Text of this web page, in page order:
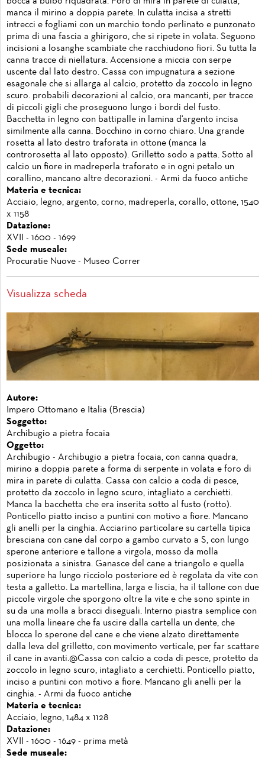
manca il mirino a doppia parete. In culatta incisa a stretti
intrecci e fogliami con un marchio tondo perlinato e punzonato
prima di una fascia a ghirigoro, che si ripete in volata. Seguono
incisioni a losanghe scambiate che racchiudono fiori. Su tutta la
canna tracce di niellatura. Accensione a miccia con serpe
uscente dal lato destro. Cassa con impugnatura a sezione
esagonale che si allarga al calcio, protetto da zoccolo in legno
scuro. probabili decorazioni al calcio, ora mancanti, per tracce
di piccoli gigli che proseguono lungo i bordi del fusto.
Bacchetta in legno con battipalle in lamina d'argento incisa
similmente alla canna. Bocchino in corno chiaro. Una grande
rosetta al lato destro traforata in ottone (manca la
controrosetta al lato opposto). Grilletto sodo a patta. Sotto al
calcio un fiore in madreperla traforato e in ogni petalo un
corallino, mancano altre decorazioni. - Armi da fuoco antiche
Materia e tecnica:
Acciaio, legno, argento, corno, madreperla, corallo, ottone, 1540
x 1158
Datazione:
XVII - 1600 - 1699
Sede museale:
Procuratie Nuove - Museo Correr
Visualizza scheda
Autore:
Impero Ottomano e Italia (Brescia)
Soggetto:
Archibugio a pietra focaia
Oggetto:
Archibugio - Archibugio a pietra focaia, con canna quadra,
mirino a doppia parete a forma di serpente in volata e foro di
mira in parete di culatta. Cassa con calcio a coda di pesce,
protetto da zoccolo in legno scuro, intagliato a cerchietti.
Manca la bacchetta che era inserita sotto al fusto (rotto).
Ponticello piatto inciso a puntini con motivo a fiore. Mancano
gli anelli per la cinghia. Acciarino particolare su cartella tipica
bresciana con cane dal corpo a gambo curvato a S, con lungo
sperone anteriore e tallone a virgola, mosso da molla
posizionata a sinistra. Ganasce del cane a triangolo e quella
superiore ha lungo ricciolo posteriore ed è regolata da vite con
testa a galletto. La martellina, larga e liscia, ha il tallone con due
piccole virgole che sporgono oltre la vite e che sono spinte in
su da una molla a bracci diseguali. Interno piastra semplice con
una molla lineare che fa uscire dalla cartella un dente, che
blocca lo sperone del cane e che viene alzato direttamente
dalla leva del grilletto, con movimento verticale, per far scattare
il cane in avanti.@Cassa con calcio a coda di pesce, protetto da
zoccolo in legno scuro, intagliato a cerchietti. Ponticello piatto,
inciso a puntini con motivo a fiore. Mancano gli anelli per la
cinghia. - Armi da fuoco antiche
Materia e tecnica:
Acciaio, legno, 1484 x 1128
Datazione:
XVII - 1600 - 1649 - prima metà
Sede museale: